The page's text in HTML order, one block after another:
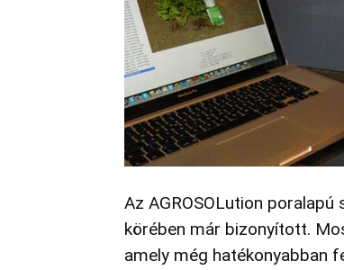
Az AGROSOLution
körében már bizonyított.
amely még hatékonyabban